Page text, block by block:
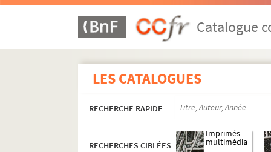
Catalogue
LES CATALOGUES
RECHERCHE RAPIDE
RECHERCHES CIBLÉES
Imprimés
multimédia